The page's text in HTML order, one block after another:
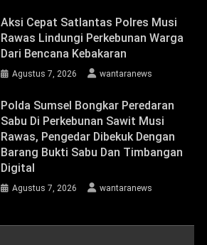
Aksi Cepat Satlantas Polres Musi
Rawas Lindungi Perkebunan Warga
Dari Bencana Kebakaran
Agustus 7, 2026 wantaranews
Polda Sumsel Bongkar Peredaran
Sabu Di Perkebunan Sawit Musi
Rawas, Pengedar Dibekuk Dengan
Barang Bukti Sabu Dan Timbangan
Digital
Agustus 7, 2026 wantaranews